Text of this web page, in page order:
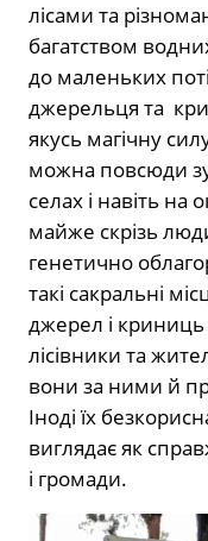
лісами та
багатством
до маленьких
джерельця та
якусь магічну
можна повсюди
селах і навіть на
майже скрізь
генетично
такі сакральні
джерел і криниць
лісівники та
вони за ними й
Іноді їх
виглядає як
і громади.